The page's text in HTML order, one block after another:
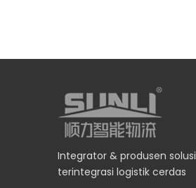
Integrator & produsen solusi
terintegrasi logistik cerdas